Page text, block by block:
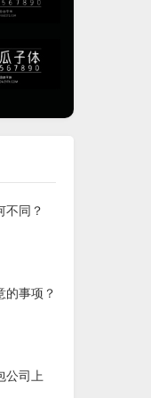
不同？
的事项？
公司上